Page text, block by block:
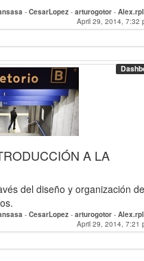
- CesarLopez - arturogotor -
April 29, 2014, 7:32
A LA
del diseño y organización de
- CesarLopez - arturogotor -
April 29, 2014, 7:21